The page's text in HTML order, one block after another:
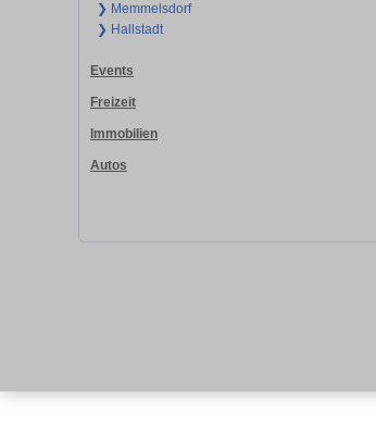
❯ Memmelsdorf
❯ Hallstadt
Events
Freizeit
Immobilien
Autos